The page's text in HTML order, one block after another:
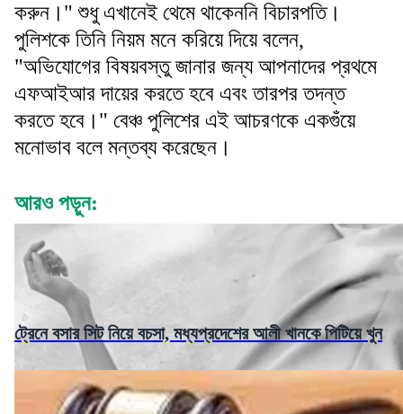
করুন।" শুধু এখানেই থেমে থাকেননি বিচারপতি।
পুলিশকে তিনি নিয়ম মনে করিয়ে দিয়ে বলেন,
"অভিযোগের বিষয়বস্তু জানার জন্য আপনাদের প্রথমে
এফআইআর দায়ের করতে হবে এবং তারপর তদন্ত
করতে হবে।" বেঞ্চ পুলিশের এই আচরণকে একগুঁয়ে
মনোভাব বলে মন্তব্য করেছেন।
আরও পড়ুন:
ট্রেনে বসার সিট নিয়ে বচসা, মধ্যপ্রদেশের আলী খানকে পিটিয়ে খুন